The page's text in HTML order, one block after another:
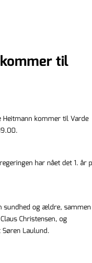
kommer til
kommer til Varde
har nået det 1. år
sundhed og ældre, sammen
Christensen, og
Laulund.